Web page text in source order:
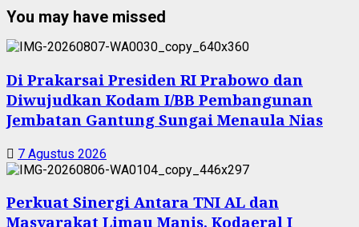
You may have missed
Di Prakarsai Presiden RI Prabowo dan
Diwujudkan Kodam I/BB Pembangunan
Jembatan Gantung Sungai Menaula Nias
7 Agustus 2026
Perkuat Sinergi Antara TNI AL dan
Masyarakat Limau Manis, Kodaeral I